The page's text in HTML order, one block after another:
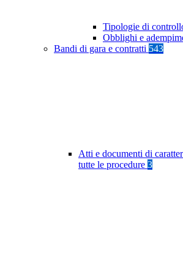
Tipologie di
Obblighi e
Bandi di gara e contratti 543
Atti e documenti di
tutte le procedure 3